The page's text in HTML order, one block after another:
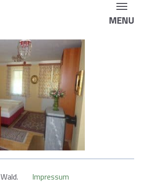
MENU
Impressum